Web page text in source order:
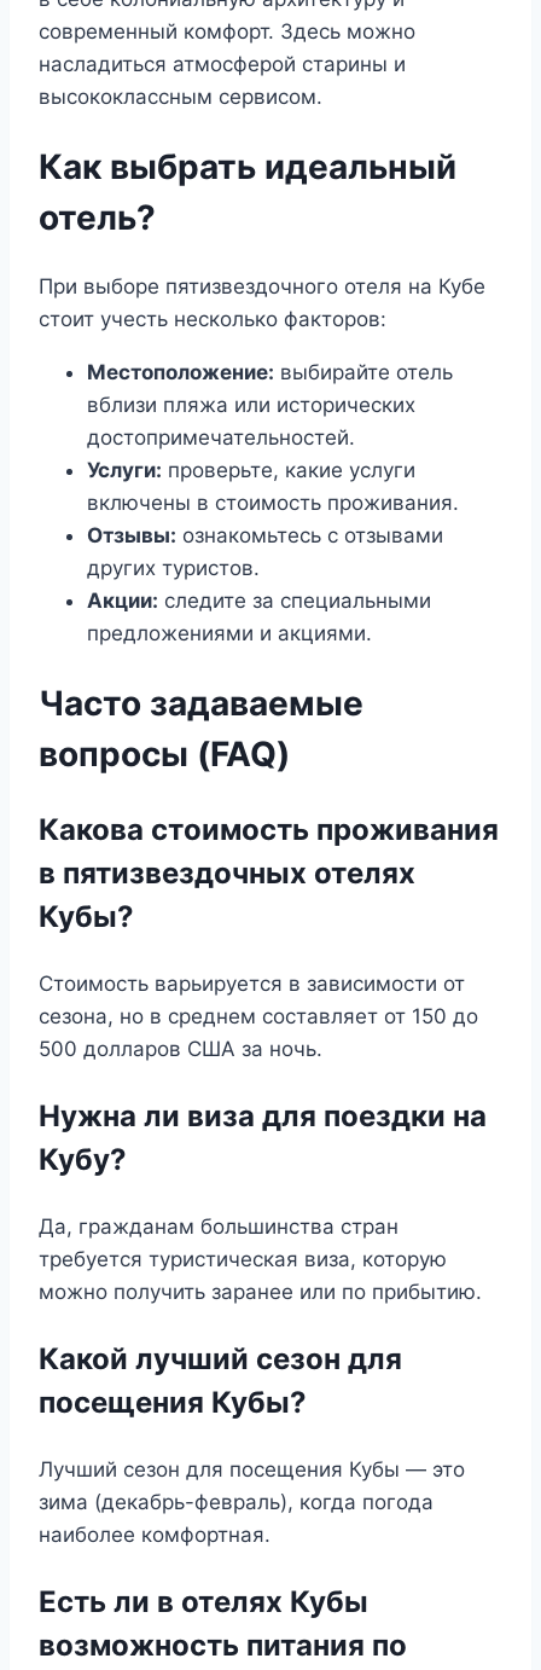
современный комфорт. Здесь можно
насладиться атмосферой старины и
высококлассным сервисом.
Как выбрать идеальный
отель?
При выборе пятизвездочного отеля на Кубе
стоит учесть несколько факторов:
Местоположение: выбирайте отель
вблизи пляжа или исторических
достопримечательностей.
Услуги: проверьте, какие услуги
включены в стоимость проживания.
Отзывы: ознакомьтесь с отзывами
других туристов.
Акции: следите за специальными
предложениями и акциями.
Часто задаваемые
вопросы (FAQ)
Какова стоимость проживания
в пятизвездочных отелях
Кубы?
Стоимость варьируется в зависимости от
сезона, но в среднем составляет от 150 до
500 долларов США за ночь.
Нужна ли виза для поездки на
Кубу?
Да, гражданам большинства стран
требуется туристическая виза, которую
можно получить заранее или по прибытию.
Какой лучший сезон для
посещения Кубы?
Лучший сезон для посещения Кубы — это
зима (декабрь-февраль), когда погода
наиболее комфортная.
Есть ли в отелях Кубы
возможность питания по